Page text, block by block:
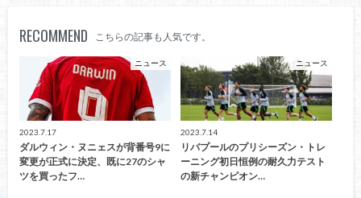
RECOMMEND こちらの記事も人気です。
ニュース
2023.7.17
ダルウィン・ヌニェスが背番号9に
変更が正式に決定、既に27のシャ
ツを買ったフ…
ニュース
2023.7.14
リバプールのプリシーズン・トレ
ーニング初日恒例の耐久力テスト
の新チャンピオン…